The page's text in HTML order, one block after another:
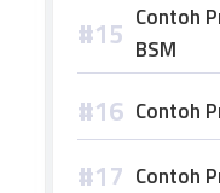
Contoh
BSM
Contoh
Contoh